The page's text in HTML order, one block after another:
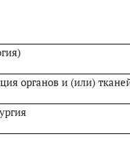
органов и (или)